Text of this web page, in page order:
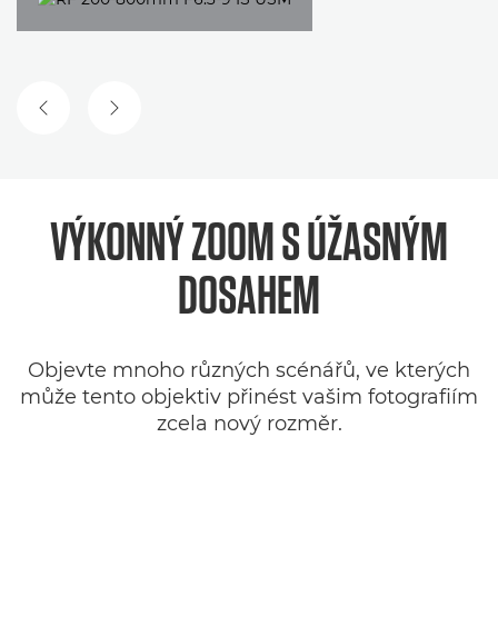
PŘEDCHOZÍ SNÍMEK
DALŠÍ SNÍMEK
VÝKONNÝ ZOOMS ÚŽASNÝM
DOSAHEM
Objevte mnoho různých scénářů, ve kterých
může tento objektiv přinést vašim fotografiím
zcela nový rozměr.